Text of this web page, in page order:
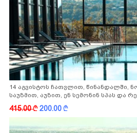
14 აგვისტოს ჩათვლით, წინანდალში,
საუზმით, აუზით, ენ სემონინ სპას და
ფასდაკლებით
415.00k200.00k